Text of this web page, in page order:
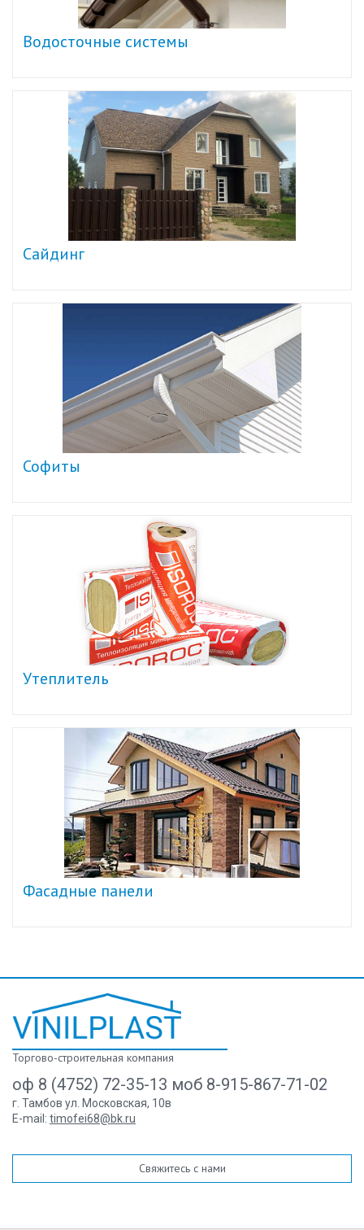
Водосточные системы
Сайдинг
Софиты
Утеплитель
Фасадные панели
Торгово-строительная компания
оф 8 (4752) 72-35-13 моб 8-915-867-71-02
г. Тамбов ул. Московская, 10в
E-mail: timofei68@bk.ru
Свяжитесь с нами